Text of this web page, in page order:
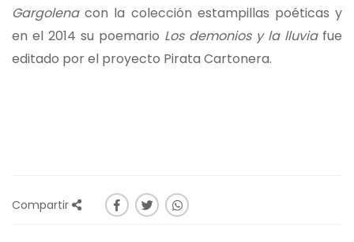
Gargolenacon la colección estampillas poéticas y
en el 2014 su poemario Los demonios y la lluviafue
editado por el proyecto Pirata Cartonera.
Compartir